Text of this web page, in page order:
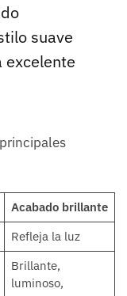
suave
excelente
Acabado brillante
Refleja la luz
Brillante,
luminoso,